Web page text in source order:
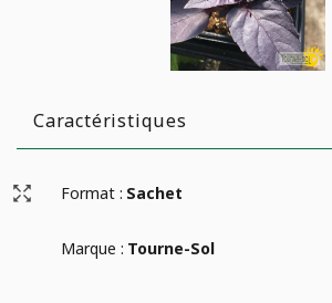
Caractéristiques
Format : Sachet
Marque : Tourne-Sol